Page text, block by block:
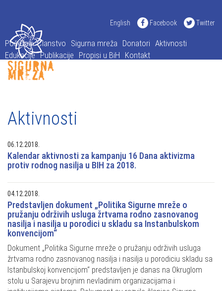
English Facebook Twitter
Početna Članstvo Sigurna mreža Donatori Aktivnosti
Edukacije Publikacije Propisi u BiH Kontakt
Aktivnosti
06.12.2018.
Kalendar aktivnosti za kampanju 16 Dana aktivizma
protiv rodnog nasilja u BIH za 2018.
04.12.2018.
Predstavljen dokument „Politika Sigurne mreže o
pružanju održivih usluga žrtvama rodno zasnovanog
nasilja i nasilja u porodici u skladu sa Instanbulskom
konvencijom“
Dokument „Politika Sigurne mreže o pružanju održivih usluga
žrtvama rodno zasnovanog nasilja i nasilja u porodiciu skladu sa
Istanbulskoj konvencijom“ predstavljen je danas na Okruglom
stolu u Sarajevu brojnim nevladinim organizacijama i